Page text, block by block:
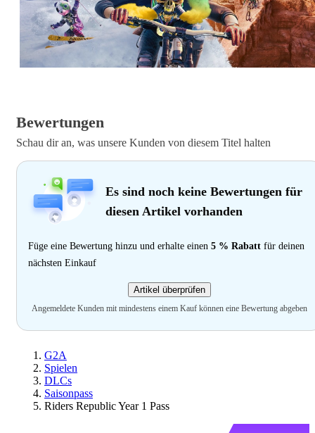
Bewertungen
Schau dir an, was unsere Kunden von diesem Titel halten
Es sind noch keine Bewertungen für
diesen Artikel vorhanden
Füge eine Bewertung hinzu und erhalte einen 5 % Rabatt für deinen
nächsten Einkauf
Artikel überprüfen
Angemeldete Kunden mit mindestens einem Kauf können eine Bewertung abgeben
G2A
Spielen
DLCs
Saisonpass
Riders Republic Year 1 Pass